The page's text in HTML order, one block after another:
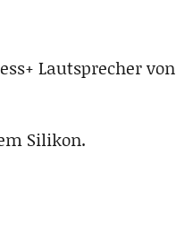
Lautsprecher von
Silikon.